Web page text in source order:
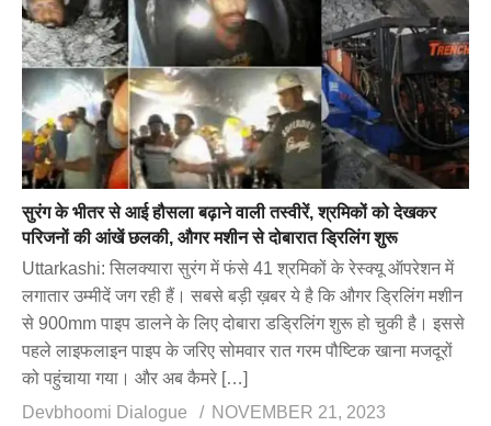
सुरंग के भीतर से आई हौसला बढ़ाने वाली तस्वीरें, श्रमिकों को देखकर
परिजनों की आंखें छलकी, औगर मशीन से दोबारात ड्रिलिंग शुरू
Uttarkashi: सिलक्यारा सुरंग में फंसे 41 श्रमिकों के रेस्क्यू ऑपरेशन में
लगातार उम्मीदें जग रही हैं। सबसे बड़ी ख़बर ये है कि औगर ड्रिलिंग मशीन
से 900mm पाइप डालने के लिए दोबारा डड्रिलिंग शुरू हो चुकी है। इससे
पहले लाइफलाइन पाइप के जरिए सोमवार रात गरम पौष्टिक खाना मजदूरों
को पहुंचाया गया। और अब कैमरे […]
Devbhoomi Dialogue
NOVEMBER 21, 2023